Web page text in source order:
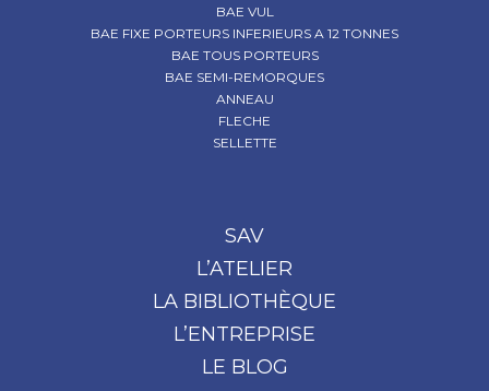
BAE VUL
BAE FIXE PORTEURS INFERIEURS A 12 TONNES
BAE TOUS PORTEURS
BAE SEMI-REMORQUES
ANNEAU
FLECHE
SELLETTE
SAV
L’ATELIER
LA BIBLIOTHÈQUE
L’ENTREPRISE
LE BLOG